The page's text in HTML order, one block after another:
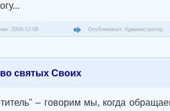
2008-12-08 Опубликовал: Администратор
святых Своих
– говорим мы, когда